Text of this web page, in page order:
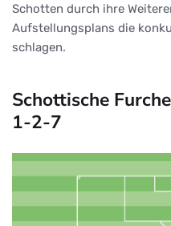
Schotten durch ihre
Aufstellungsplans die
schlagen.
Schottische
1-2-7